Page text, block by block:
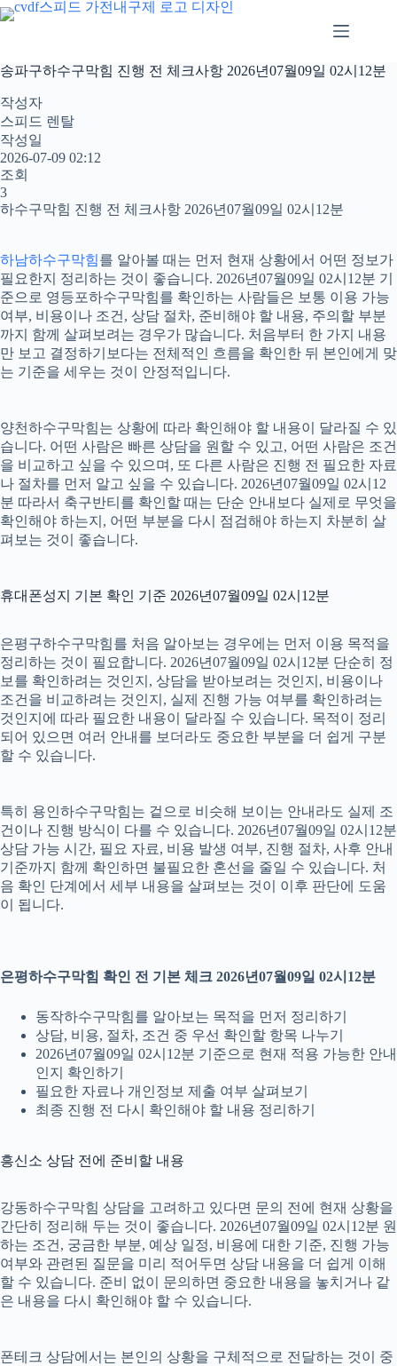
본
문
로
건
너
뛰
기
송파구하수구막힘 진행 전 체크사항 2026년07월09일 02시12분
작성자
스피드 렌탈
작성일
2026-07-09 02:12
조회
3
하수구막힘 진행 전 체크사항 2026년07월09일 02시12분
하남하수구막힘를 알아볼 때는 먼저 현재 상황에서 어떤 정보가
필요한지 정리하는 것이 좋습니다. 2026년07월09일 02시12분 기
준으로 영등포하수구막힘를 확인하는 사람들은 보통 이용 가능
여부, 비용이나 조건, 상담 절차, 준비해야 할 내용, 주의할 부분
까지 함께 살펴보려는 경우가 많습니다. 처음부터 한 가지 내용
만 보고 결정하기보다는 전체적인 흐름을 확인한 뒤 본인에게 맞
는 기준을 세우는 것이 안정적입니다.
양천하수구막힘는 상황에 따라 확인해야 할 내용이 달라질 수 있
습니다. 어떤 사람은 빠른 상담을 원할 수 있고, 어떤 사람은 조건
을 비교하고 싶을 수 있으며, 또 다른 사람은 진행 전 필요한 자료
나 절차를 먼저 알고 싶을 수 있습니다. 2026년07월09일 02시12
분 따라서 축구반티를 확인할 때는 단순 안내보다 실제로 무엇을
확인해야 하는지, 어떤 부분을 다시 점검해야 하는지 차분히 살
펴보는 것이 좋습니다.
휴대폰성지 기본 확인 기준 2026년07월09일 02시12분
은평구하수구막힘를 처음 알아보는 경우에는 먼저 이용 목적을
정리하는 것이 필요합니다. 2026년07월09일 02시12분 단순히 정
보를 확인하려는 것인지, 상담을 받아보려는 것인지, 비용이나
조건을 비교하려는 것인지, 실제 진행 가능 여부를 확인하려는
것인지에 따라 필요한 내용이 달라질 수 있습니다. 목적이 정리
되어 있으면 여러 안내를 보더라도 중요한 부분을 더 쉽게 구분
할 수 있습니다.
특히 용인하수구막힘는 겉으로 비슷해 보이는 안내라도 실제 조
건이나 진행 방식이 다를 수 있습니다. 2026년07월09일 02시12분
상담 가능 시간, 필요 자료, 비용 발생 여부, 진행 절차, 사후 안내
기준까지 함께 확인하면 불필요한 혼선을 줄일 수 있습니다. 처
음 확인 단계에서 세부 내용을 살펴보는 것이 이후 판단에 도움
이 됩니다.
은평하수구막힘 확인 전 기본 체크 2026년07월09일 02시12분
동작하수구막힘를 알아보는 목적을 먼저 정리하기
상담, 비용, 절차, 조건 중 우선 확인할 항목 나누기
2026년07월09일 02시12분 기준으로 현재 적용 가능한 안내
인지 확인하기
필요한 자료나 개인정보 제출 여부 살펴보기
최종 진행 전 다시 확인해야 할 내용 정리하기
흥신소 상담 전에 준비할 내용
강동하수구막힘 상담을 고려하고 있다면 문의 전에 현재 상황을
간단히 정리해 두는 것이 좋습니다. 2026년07월09일 02시12분 원
하는 조건, 궁금한 부분, 예상 일정, 비용에 대한 기준, 진행 가능
여부와 관련된 질문을 미리 적어두면 상담 내용을 더 쉽게 이해
할 수 있습니다. 준비 없이 문의하면 중요한 내용을 놓치거나 같
은 내용을 다시 확인해야 할 수 있습니다.
폰테크 상담에서는 본인의 상황을 구체적으로 전달하는 것이 중